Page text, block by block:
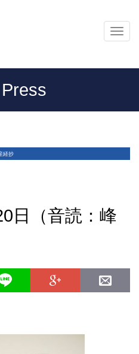
メ
ニ
ー
経抄
日（音読：峰